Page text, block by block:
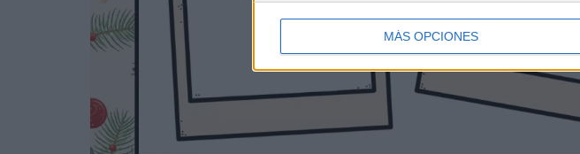
MÁS OPCIONES